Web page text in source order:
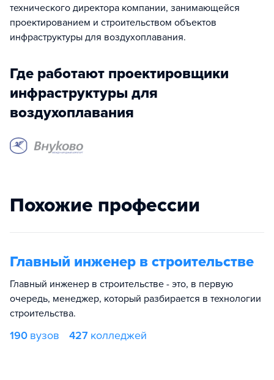
технического директора компании, занимающейся
проектированием и строительством объектов
инфраструктуры для воздухоплавания.
Где работают проектировщики
инфраструктуры для
воздухоплавания
Похожие профессии
Главный инженер в строительстве
Главный инженер в строительстве - это, в первую
очередь, менеджер, который разбирается в технологии
строительства.
190 вузов 427 колледжей